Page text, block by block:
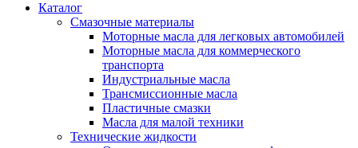
Каталог
Смазочные материалы
Моторные масла для легковых автомобилей
Моторные масла для коммерческого
транспорта
Индустриальные масла
Трансмиссионные масла
Пластичные смазки
Масла для малой техники
Технические жидкости